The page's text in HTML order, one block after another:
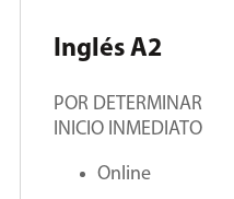
Inglés A2
POR DETERMINAR
INICIO INMEDIATO
Online